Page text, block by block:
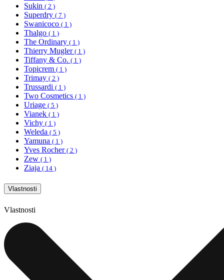
Sukin ( 2 )
Superdry ( 7 )
Swanicoco ( 1 )
Thalgo ( 1 )
The Ordinary ( 1 )
Thierry Mugler ( 1 )
Tiffany & Co. ( 1 )
Topicrem ( 1 )
Trimay ( 2 )
Trussardi ( 1 )
Two Cosmetics ( 1 )
Uriage ( 5 )
Vianek ( 1 )
Vichy ( 1 )
Weleda ( 5 )
Yamuna ( 1 )
Yves Rocher ( 2 )
Zew ( 1 )
Ziaja ( 14 )
Vlastnosti
Vlastnosti